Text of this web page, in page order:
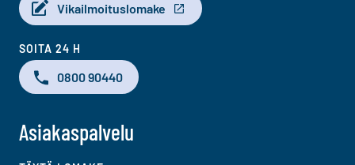
Vikailmoituslomake
SOITA 24 H
0800 90440
Asiakaspalvelu